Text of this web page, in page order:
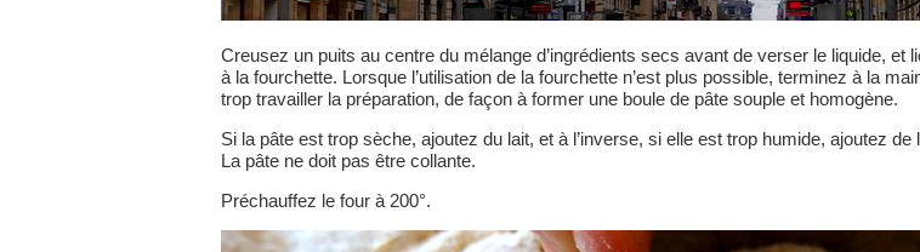
Creusez un puits au centre du mélange d’ingrédients secs avant de verser le liquide, et
à la fourchette. Lorsque l’utilisation de la fourchette n’est plus possible, terminez à la
trop travailler la préparation, de façon à former une boule de pâte souple et homogène.
Si la pâte est trop sèche, ajoutez du lait, et à l’inverse, si elle est trop humide, ajoutez de
La pâte ne doit pas être collante.
Préchauffez le four à 200°.